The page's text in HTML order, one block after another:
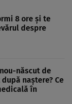
8 ore și te
despre
născut de
naștere? Ce
în